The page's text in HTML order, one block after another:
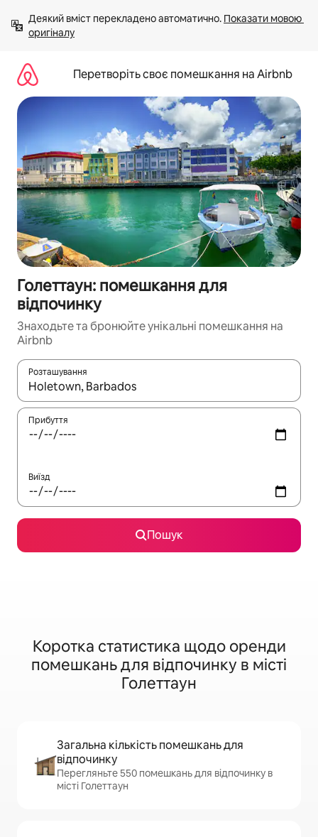
вмісту
Деякий вміст перекладено автоматично. Показати мовою
оригіналу
Перетворіть своє помешкання на Airbnb
Голеттаун: помешкання для
відпочинку
Знаходьте та бронюйте унікальні помешкання на
Airbnb
Розташування
Отримавши результати пошуку, використовуйте для
Прибуття
Виїзд
Пошук
Коротка статистика щодо оренди
помешкань для відпочинку в місті
Голеттаун
Загальна кількість помешкань для
відпочинку
Перегляньте 550 помешкань для відпочинку в
місті Голеттаун